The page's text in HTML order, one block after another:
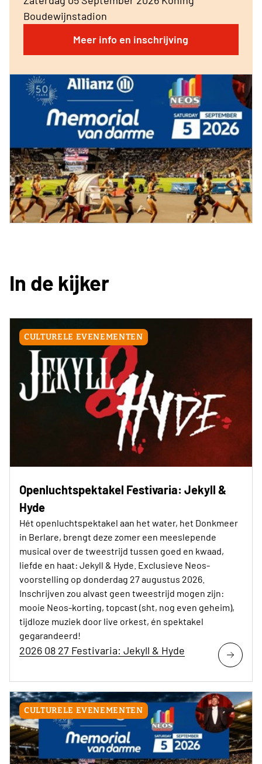
Boudewijnstadion
Meer info en inschrijving
In de kijker
CULTURELE EVENEMENTEN
Openluchtspektakel Festivaria: Jekyll &
Hyde
Hét openluchtspektakel aan het water, het Donkmeer
in Berlare, brengt deze zomer een meeslepende
musical over de tweestrijd tussen goed en kwaad,
liefde en haat: Jekyll & Hyde. Exclusieve Neos-
voorstelling op donderdag 27 augustus 2026.
Inschrijven zou alvast geen tweestrijd mogen zijn:
mooie Neos-korting, topcast (sht, nog even geheim),
tijdloze muziek door live orkest, én spektakel
gegarandeerd!
2026 08 27 Festivaria: Jekyll & Hyde
CULTURELE EVENEMENTEN